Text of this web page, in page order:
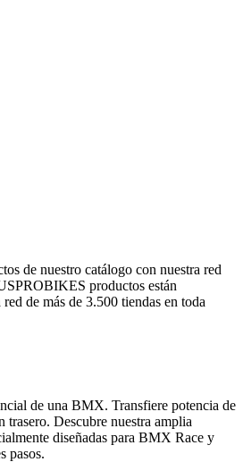
de nuestro catálogo con nuestra red
productos están
de más de 3.500 tiendas en toda
de una BMX. Transfiere potencia de
trasero. Descubre nuestra amplia
diseñadas para BMX Race y
pasos.